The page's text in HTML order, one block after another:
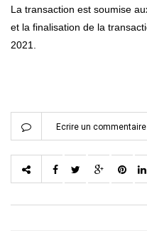
La transaction est soumise
et la finalisation de la
2021.
Ecrire un commentaire